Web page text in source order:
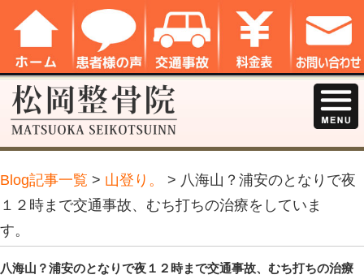
Blog記事一覧>山登り。> 八海山？